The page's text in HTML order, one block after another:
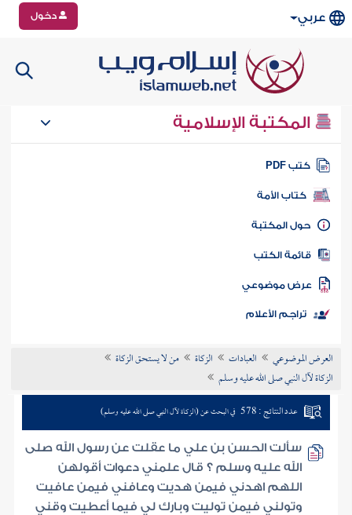
عربي دخول
المكتبة الإسلامية
كتب PDF
كتاب الأمة
المكتبة
الكتب
موضوعي
تراجم الأعلام
العرض الموضوعي العبادات الزكاة
من لا يستحق الزكاة
الزكاة لآل النبي صلى الله عليه وسلم
عدد النتائج : 578 في البحث عن (الزكاة لآل النبي صلى الله عليه وسلم)
سألت الحسن بن علي ما عقلت عن رسول الله صلى
الله عليه وسلم ؟ قال علمني دعوات أقولهن
اللهم اهدني فيمن هديت وعافني فيمن عافيت
وتولني فيمن توليت وبارك لي فيما أعطيت وقني